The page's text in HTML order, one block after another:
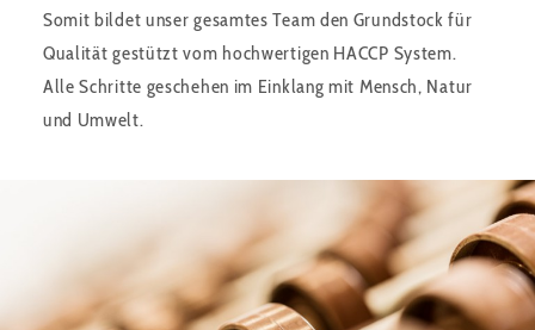
Somit bildet unser gesamtes Team den Grundstock für
Qualität gestützt vom hochwertigen HACCP System.
Alle Schritte geschehen im Einklang mit Mensch, Natur
und Umwelt.